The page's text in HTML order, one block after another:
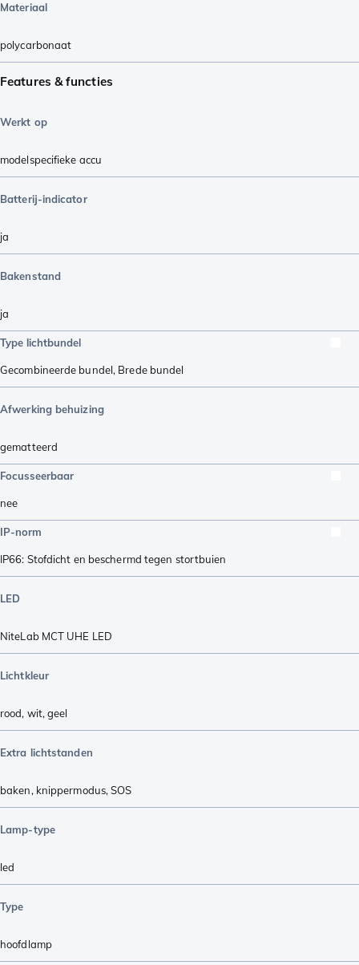
Materiaal
polycarbonaat
Features & functies
Werkt op
modelspecifieke accu
Batterij-indicator
ja
Bakenstand
ja
Type lichtbundel
Gecombineerde bundel, Brede bundel
Afwerking behuizing
gematteerd
Focusseerbaar
nee
IP-norm
IP66: Stofdicht en beschermd tegen stortbuien
LED
NiteLab MCT UHE LED
Lichtkleur
rood, wit,geel
Extra lichtstanden
baken, knippermodus,SOS
Lamp-type
led
Type
hoofdlamp